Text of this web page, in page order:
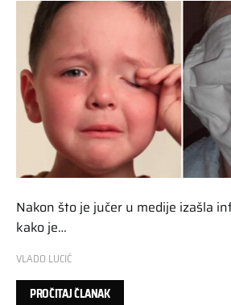
Nakon što je jučer u medije izašla
kako je…
VLADO LUCIĆ
PROČITAJ ČLANAK